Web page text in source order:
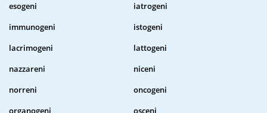
esogeni
iatrogeni
immunogeni
istogeni
lacrimogeni
lattogeni
nazzareni
niceni
norreni
oncogeni
organogeni
osceni